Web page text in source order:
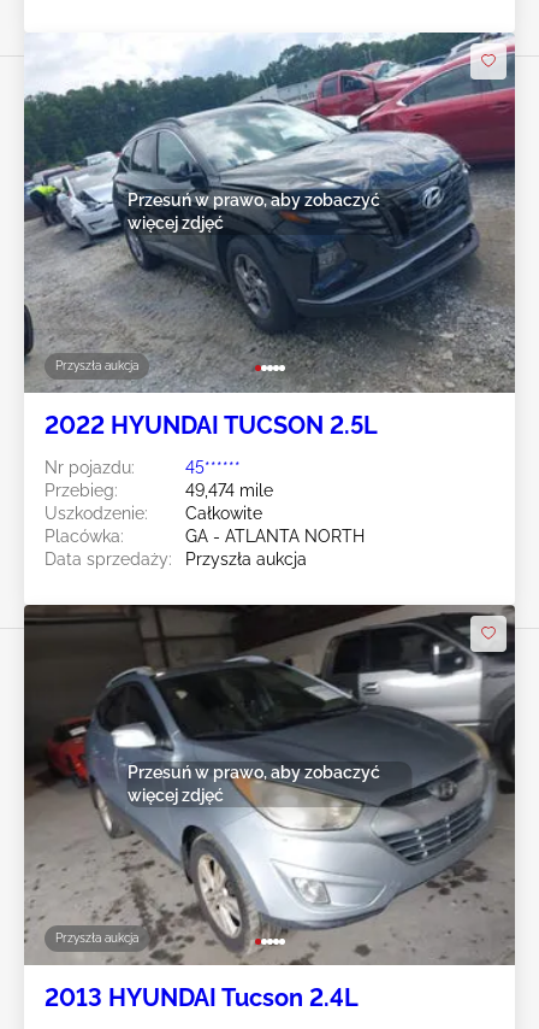
Przyszła aukcja
Przesuń w prawo, aby zobaczyć
więcej zdjęć
2022 HYUNDAI TUCSON 2.5L
Nr pojazdu:
45******
Przebieg:
49,474 mile
Uszkodzenie:
Całkowite
Placówka:
GA - ATLANTA NORTH
Data sprzedaży:
Przyszła aukcja
Przyszła aukcja
Przesuń w prawo, aby zobaczyć
więcej zdjęć
2013 HYUNDAI Tucson 2.4L